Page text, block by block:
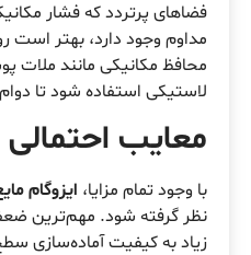
فضاهای پرتردد که فشار
مداوم وجود دارد، بهتر است
محافظ مکانیکی مانند
لاستیکی استفاده شود تا
معایب احتمالی
با وجود تمام مزایا، ایزوگام
نظر گرفته شود. مهم‌ترین
زیاد به کیفیت آماده‌سازی